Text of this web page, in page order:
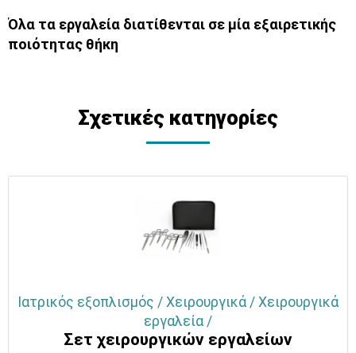
Όλα τα εργαλεία διατίθενται σε μία εξαιρετικής
ποιότητας θήκη
Σχετικές κατηγορίες
Ιατρικός εξοπλισμός / Χειρουργικά / Χειρουργικά
εργαλεία /
Σετ χειρουργικών εργαλείων